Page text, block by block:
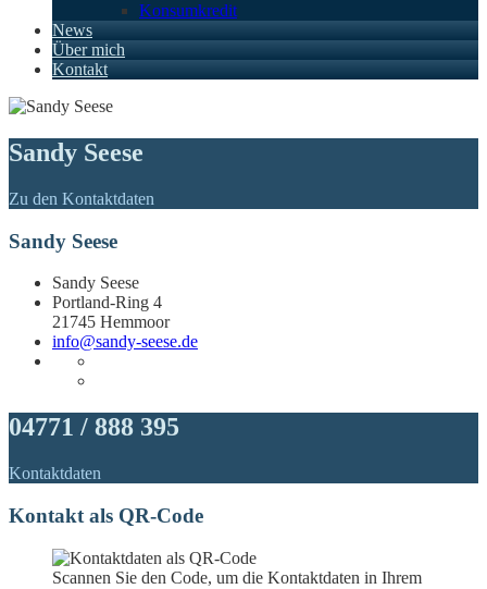
Konsumkredit
News
Über mich
Kontakt
Sandy Seese
Zu den Kontaktdaten
Sandy Seese
Sandy Seese
Portland-Ring 4
21745 Hemmoor
info@sandy-seese.de
04771 / 888 395
Kontaktdaten
Kontakt als QR-Code
Scannen Sie den Code, um die Kontaktdaten in Ihrem